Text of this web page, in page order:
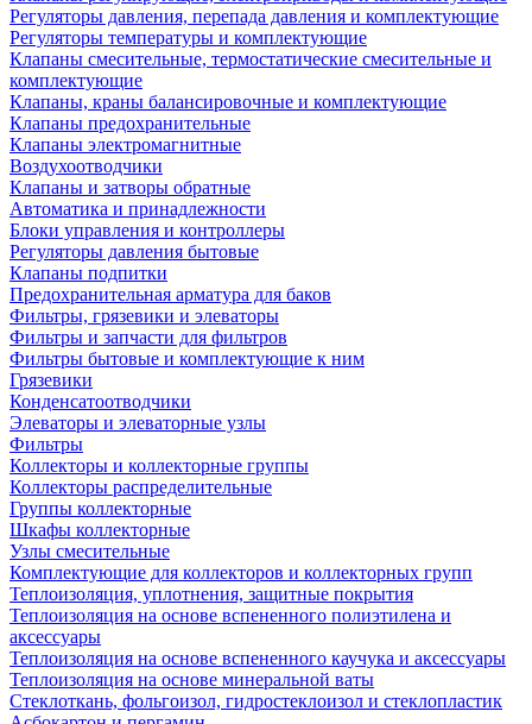
Регуляторы давления, перепада давления и комплектующие
Регуляторы температуры и комплектующие
Клапаны смесительные, термостатические смесительные и
комплектующие
Клапаны, краны балансировочные и комплектующие
Клапаны предохранительные
Клапаны электромагнитные
Воздухоотводчики
Клапаны и затворы обратные
Автоматика и принадлежности
Блоки управления и контроллеры
Регуляторы давления бытовые
Клапаны подпитки
Предохранительная арматура для баков
Фильтры, грязевики и элеваторы
Фильтры и запчасти для фильтров
Фильтры бытовые и комплектующие к ним
Грязевики
Конденсатоотводчики
Элеваторы и элеваторные узлы
Фильтры
Коллекторы и коллекторные группы
Коллекторы распределительные
Группы коллекторные
Шкафы коллекторные
Узлы смесительные
Комплектующие для коллекторов и коллекторных групп
Теплоизоляция, уплотнения, защитные покрытия
Теплоизоляция на основе вспененного полиэтилена и
аксессуары
Теплоизоляция на основе вспененного каучука и аксессуары
Теплоизоляция на основе минеральной ваты
Стеклоткань, фольгоизол, гидростеклоизол и стеклопластик